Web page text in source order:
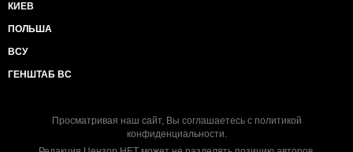
КИЕВ
ПОЛЬША
ВСУ
ГЕНШТАБ ВС
Просматривая наш сайт, Вы соглашаетесь с политикой
конфиденциальности.